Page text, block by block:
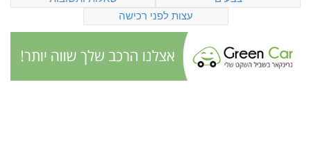
עצות לפני רכישה